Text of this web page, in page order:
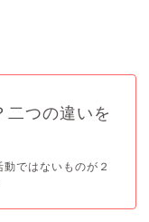
二つの違いを
ではないものが２